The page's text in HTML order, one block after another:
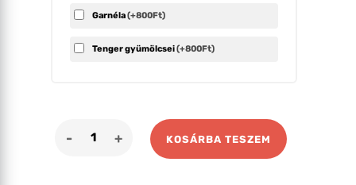
Garnéla(+800Ft)
Tenger gyümölcsei(+800Ft)
mennyiség
KOSÁRBA TESZEM